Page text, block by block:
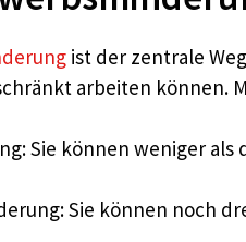
ist der zentrale
arbeiten können.
Sie können weniger
Sie können noch